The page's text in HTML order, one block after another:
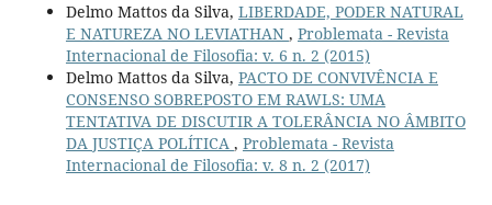
Delmo Mattos da Silva, LIBERDADE, PODER NATURAL
E NATUREZA NO LEVIATHAN , Problemata - Revista
Internacional de Filosofia: v. 6 n. 2 (2015)
Delmo Mattos da Silva, PACTO DE CONVIVÊNCIA E
CONSENSO SOBREPOSTO EM RAWLS: UMA
TENTATIVA DE DISCUTIR A TOLERÂNCIA NO ÂMBITO
DA JUSTIÇA POLÍTICA , Problemata - Revista
Internacional de Filosofia: v. 8 n. 2 (2017)